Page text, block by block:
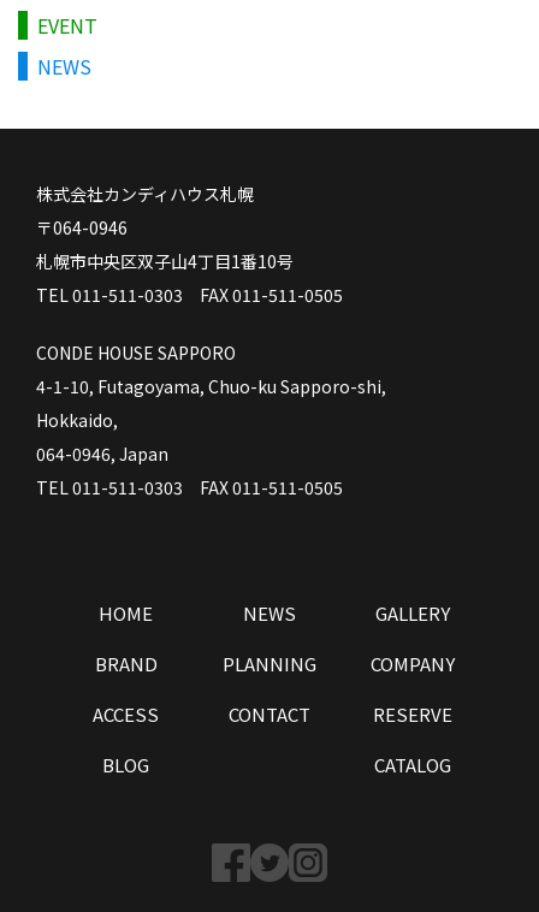
EVENT
NEWS
株式会社カンディハウス札幌
〒064-0946
札幌市中央区双子山4丁目1番10号
TEL 011-511-0303 FAX 011-511-0505
CONDE HOUSE SAPPORO
4-1-10, Futagoyama, Chuo-ku Sapporo-shi,
Hokkaido,
064-0946, Japan
TEL 011-511-0303 FAX 011-511-0505
HOME NEWS
GALLERY
BRAND
PLANNING
COMPANY
ACCESS
CONTACT
RESERVE
BLOG
CATALOG